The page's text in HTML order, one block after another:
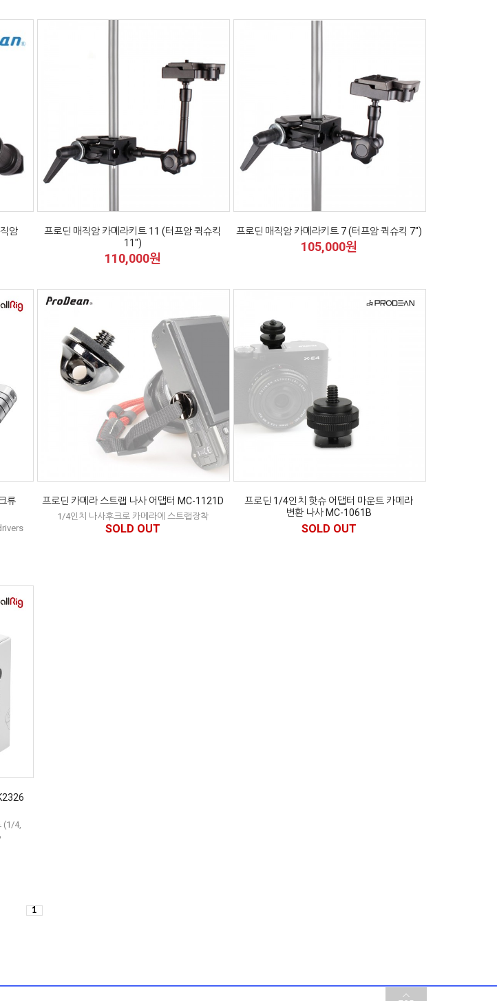
암
프로딘 매직암 카메라키트 11 (터프암 퀵슈킥
11")
110,000원
프로딘 매직암 카메라키트 7 (터프암 퀵슈킥 7")
105,000원
류
프로딘 카메라 스트랩 나사 어댑터 MC-1121D
1/4인치 나사후크로 카메라에 스트랩장착
SOLD OUT
프로딘 1/4인치 핫슈 어댑터 마운트 카메라
변환 나사 MC-1061B
SOLD OUT
(1/4,
1